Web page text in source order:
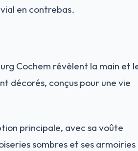
en contrebas.
Cochem révèlent la main et
décorés, conçus pour une vie
principale, avec sa voûte
sombres et ses armoiries